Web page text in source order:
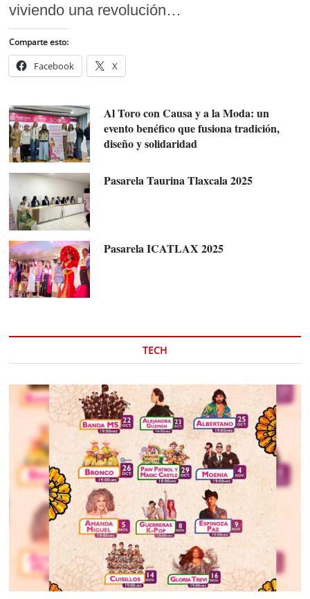
viviendo una revolución…
Comparte esto:
Facebook X
Al Toro con Causa y a la Moda: un
evento benéfico que fusiona tradición,
diseño y solidaridad
Pasarela Taurina Tlaxcala 2025
Pasarela ICATLAX 2025
TECH